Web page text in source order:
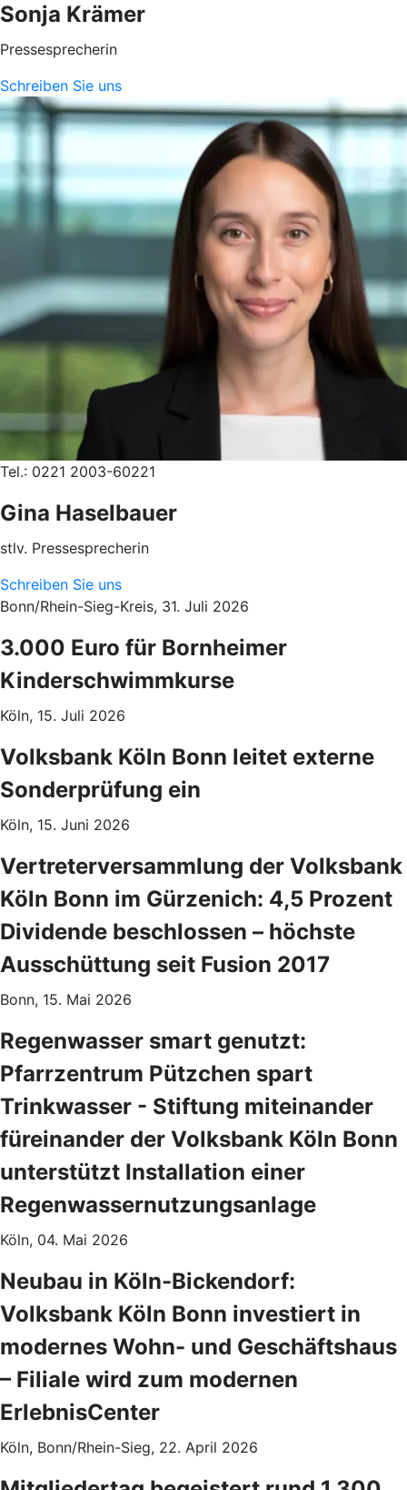
Sonja Krämer
Pressesprecherin
Schreiben Sie uns
Tel.: 0221 2003-60221
Gina Haselbauer
stlv. Pressesprecherin
Schreiben Sie uns
Bonn/Rhein-Sieg-Kreis, 31. Juli 2026
3.000 Euro für Bornheimer
Kinderschwimmkurse
Köln, 15. Juli 2026
Volksbank Köln Bonn leitet externe
Sonderprüfung ein
Köln, 15. Juni 2026
Vertreterversammlung der Volksbank
Köln Bonn im Gürzenich: 4,5 Prozent
Dividende beschlossen – höchste
Ausschüttung seit Fusion 2017
Bonn, 15. Mai 2026
Regenwasser smart genutzt:
Pfarrzentrum Pützchen spart
Trinkwasser - Stiftung miteinander
füreinander der Volksbank Köln Bonn
unterstützt Installation einer
Regenwassernutzungsanlage
Köln, 04. Mai 2026
Neubau in Köln-Bickendorf:
Volksbank Köln Bonn investiert in
modernes Wohn- und Geschäftshaus
– Filiale wird zum modernen
ErlebnisCenter
Köln, Bonn/Rhein-Sieg, 22. April 2026